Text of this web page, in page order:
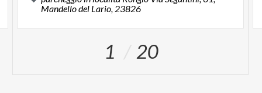
Mandello del Lario, 23826
1 20